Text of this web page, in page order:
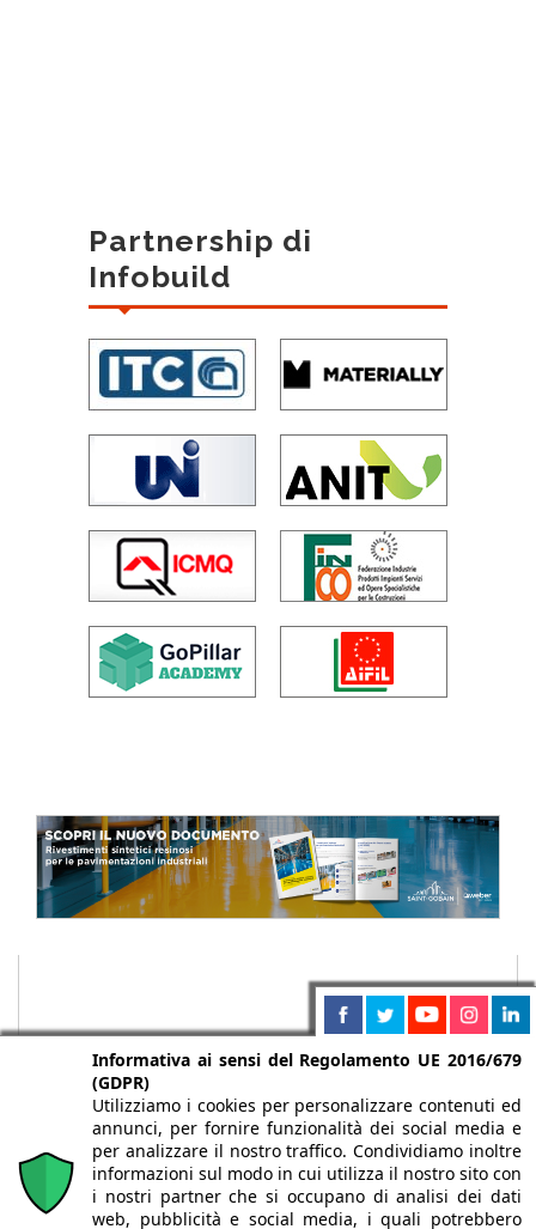
Partnership di
Infobuild
Chi siamo Autori Per la tua pubblicità Iscriviti alla
Informativa ai sensi del Regolamento UE 2016/679
(GDPR)
Utilizziamo i cookies per personalizzare contenuti ed
annunci, per fornire funzionalità dei social media e
per analizzare il nostro traffico. Condividiamo inoltre
informazioni sul modo in cui utilizza il nostro sito con
i nostri partner che si occupano di analisi dei dati
web, pubblicità e social media, i quali potrebbero